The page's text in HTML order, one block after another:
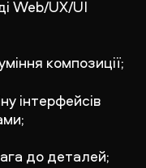
Web/UX/UI
композиції;
інтерфейсів
до деталей;